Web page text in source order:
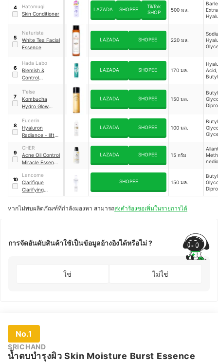
4
Hatomugi
Skin Conditioner
LAZADA SHOPEE
TikTok
SHOP
500 มล.
5
Naturista
White Tea Facial
Essence
LAZADA SHOPEE 220 มล.
Leaf
6
Hada Labo
Blemish &
Control
LAZADA SHOPEE 170 มล.
Acid,
7
T'else
Kombucha
Hydro Glow
LAZADA SHOPEE 150 มล.
Acid
8
Eucerin
Hyaluron
Radiance - lift
Essence
LAZADA SHOPEE 100 มล.
9
CHER
Acne Oil Control
Miracle Essence
LAZADA SHOPEE 15 กรัม
cerin
10
Lancome
Clarifique
Clarifying
Refining Double
Treatment
Essence
SHOPEE 150 มล.
หากไม่พบผลิตภัณฑ์ที่กำลังมองหา สามารถส่งคำร้องขอเพิ่มในรายการได้
การจัดอันดับสินค้าใช้เป็นข้อมูลอ้างอิงได้หรือไม่ ?
ใช่ ไม่ใช่
No.1
SRICHAND
น้ำตบบำรุงผิว Skin Moisture Burst Essence